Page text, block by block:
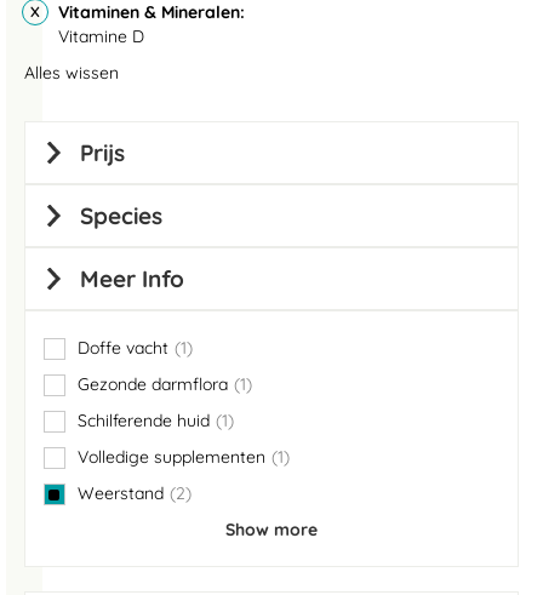
Vitaminen & Mineralen
Vitamine D
Alles wissen
Prijs
Species
Meer Info
Doffe vacht 1
item
Gezonde darmflora 1
item
Schilferende huid 1
item
Volledige supplementen
1
item
Weerstand
2
items
Show more